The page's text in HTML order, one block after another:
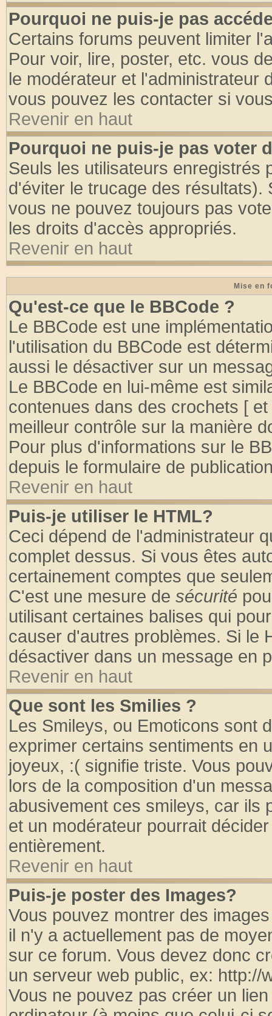
Pourquoi ne puis-je pas
Certains forums peuvent limiter
Pour voir, lire, poster, etc. vous
le modérateur et l'administrateur
vous pouvez les contacter si
Revenir en haut
Pourquoi ne puis-je pas voter
Seuls les utilisateurs enregistrés
d'éviter le trucage des
vous ne pouvez toujours pas
les droits d'accès appropriés.
Revenir en haut
Mise en
Qu'est-ce que le BBCode ?
Le BBCode est une
l'utilisation du BBCode est
aussi le désactiver sur un
Le BBCode en lui-même est
contenues dans des crochets [
meilleur contrôle sur la manière
Pour plus d'informations sur le
depuis le formulaire de
Revenir en haut
Puis-je utiliser le HTML?
Ceci dépend de l'administrateur
complet dessus. Si vous êtes
certainement comptes que
C'est une mesure de sécurité
utilisant certaines balises qui
causer d'autres problèmes. Si le
désactiver dans un message en
Revenir en haut
Que sont les Smilies ?
Les Smileys, ou Emoticons sont
exprimer certains sentiments en
joyeux, :( signifie triste. Vous
lors de la composition d'un
abusivement ces smileys, car ils
et un modérateur pourrait
entièrement.
Revenir en haut
Puis-je poster des Images?
Vous pouvez montrer des
il n'y a actuellement pas de
sur ce forum. Vous devez donc
un serveur web public, ex: http://
Vous ne pouvez pas créer un